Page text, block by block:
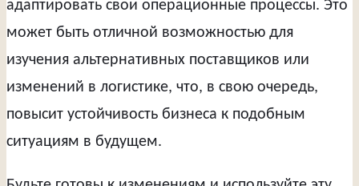
адаптировать свои операционные процессы. Это
может быть отличной возможностью для
изучения альтернативных поставщиков или
изменений в логистике, что, в свою очередь,
повысит устойчивость бизнеса к подобным
ситуациям в будущем.